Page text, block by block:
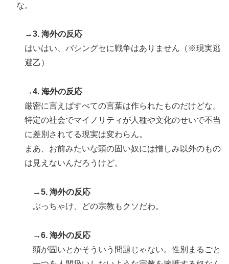
な。
→3. 海外の反応
はいはい、バシングセに戦争はありません（※現実逃
避乙）
→4. 海外の反応
厳密に言えばすべての言葉は作られたものだけどな。
特定の社会でマイノリティが人種や文化のせいで不当
に差別されてる現実は変わらん。
まあ、お前みたいな頭の固い奴には憎しみ以外のもの
は見えないんだろうけど。
→5. 海外の反応
ぶっちゃけ、どの宗教もクソだわ。
→6. 海外の反応
頭が固いとかそういう問題じゃない。性別まるごと